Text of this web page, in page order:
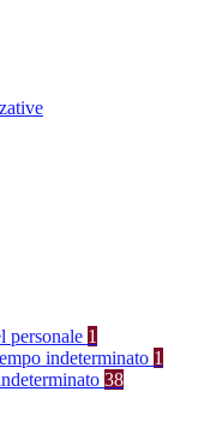
personale 1
indeterminato 1
38